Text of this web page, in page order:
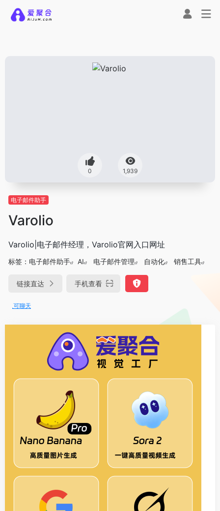
0 1,939
电子邮件助手
Varolio
Varolio|电子邮件经理，Varolio官网入口网址
标签： 电子邮件助手 AI 电子邮件管理 自动化 销售工具
链接直达 手机查看
聊天